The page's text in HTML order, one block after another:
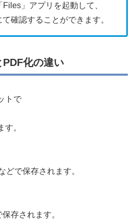
」アプリを起動して、
て確認することができます。
化の違い
トで
。
どで保存されます。
存されます。